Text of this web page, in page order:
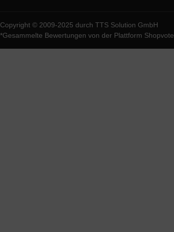
Copyright © 2009-2025 durch TTS Solution GmbH
*Gesammelte Bewertungen von der Plattform Shopvote